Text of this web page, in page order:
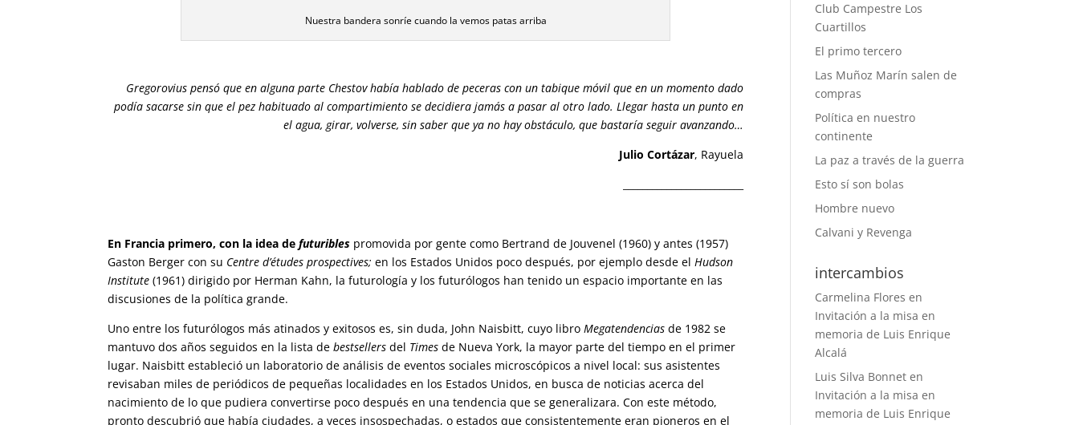
Nuestra bandera sonríe cuando la vemos patas arriba
Gregorovius pensó que en alguna parte Chestov había hablado de peceras con un tabique móvil que en un momento dado
podía sacarse sin que el pez habituado al compartimiento se decidiera jamás a pasar al otro lado. Llegar hasta un punto en
el agua, girar, volverse, sin saber que ya no hay obstáculo, que bastaría seguir avanzando…
Julio Cortázar, Rayuela
En Francia primero, con la idea defuturibles promovida por gente como Bertrand de Jouvenel (1960) y antes (1957)
Gaston Berger con su Centre d’études prospectives;en los Estados Unidos poco después, por ejemplo desde elHudson
Institute (1961) dirigido por Herman Kahn, la futurología y los futurólogos han tenido un espacio importante en las
discusiones de la política grande.
Uno entre los futurólogos más atinados y exitosos es, sin duda, John Naisbitt, cuyo libroMegatendencias de 1982 se
mantuvo dos años seguidos en la lista debestsellers del Times de Nueva York, la mayor parte del tiempo en el primer
lugar. Naisbitt estableció un laboratorio de análisis de eventos sociales microscópicos a nivel local: sus asistentes
revisaban miles de periódicos de pequeñas localidades en los Estados Unidos, en busca de noticias acerca del
nacimiento de lo que pudiera convertirse poco después en una tendencia que se generalizara. Con este método,
pronto descubrió que había ciudades, a veces insospechadas, o estados que consistentemente eran pioneros en el
Club Campestre Los
Cuartillos
El primo tercero
Las Muñoz Marín salen de
compras
Política en nuestro
continente
La paz a través de la guerra
Esto sí son bolas
Hombre nuevo
Calvani y Revenga
intercambios
Carmelina Flores en
Invitación a la misa en
memoria de Luis Enrique
Alcalá
Luis Silva Bonnet en
Invitación a la misa en
memoria de Luis Enrique